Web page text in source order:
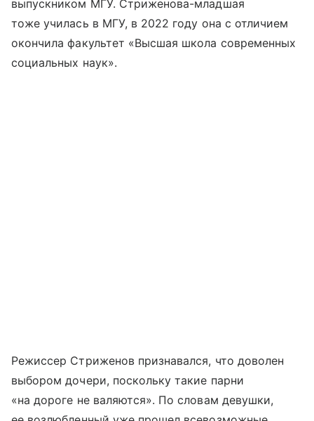
выпускником МГУ. Стриженова-младшая
тоже училась в МГУ, в 2022 году она с отличием
окончила факультет «Высшая школа современных
социальных наук».
Режиссер Стриженов признавался, что доволен
выбором дочери, поскольку такие парни
«на дороге не валяются». По словам девушки,